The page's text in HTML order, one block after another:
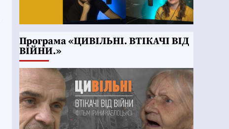
Програма «ЦИВІЛЬНІ. ВТІКАЧІ ВІД
ВІЙНИ.»